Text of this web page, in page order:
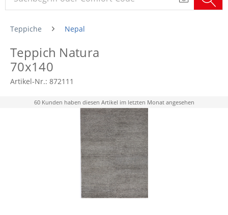
Teppiche Nepal
Teppich Natura
70x140
Artikel-Nr.: 872111
60 Kunden haben diesen Artikel im letzten Monat angesehen